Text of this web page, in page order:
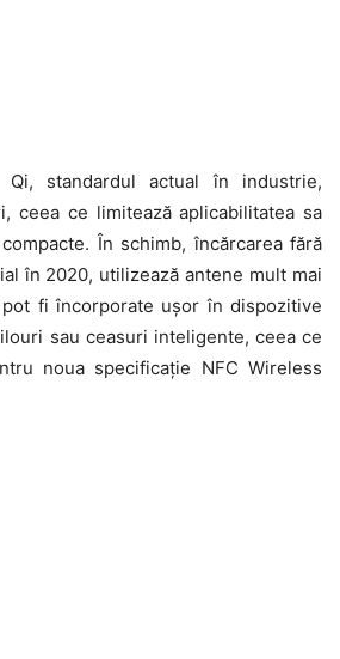
Qi, standardul actual în industrie,
ceea ce limitează aplicabilitatea sa
În schimb, încărcarea fără
în 2020, utilizează antene mult mai
fi încorporate ușor în dispozitive
sau ceasuri inteligente, ceea ce
noua specificație NFC Wireless